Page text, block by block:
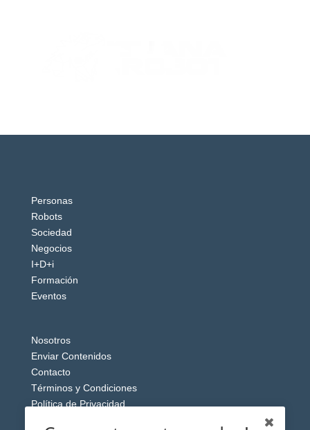
Personas
Robots
Sociedad
Negocios
I+D+i
Formación
Eventos
Nosotros
Enviar Contenidos
Contacto
Términos y Condiciones
Política de Privacidad